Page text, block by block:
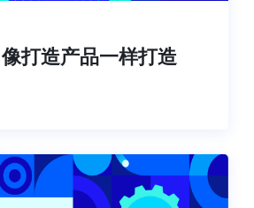
打造产品一样打造